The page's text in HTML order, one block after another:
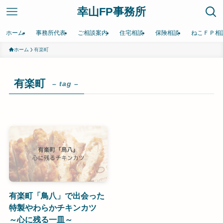
幸山FP事務所
ホーム 事務所代表 ご相談案内 住宅相談 保険相談 ねこＦＰ相
ホーム 有楽町
有楽町 – tag –
有楽町「鳥八」で出会った
特製やわらかチキンカツ
～心に残る一皿～